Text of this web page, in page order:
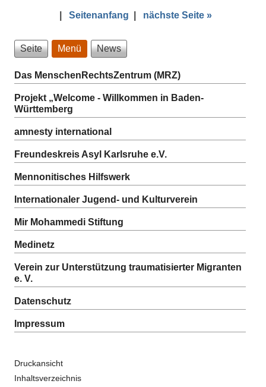
Seitenanfang nächste Seite »
Seite Menü News
Das MenschenRechtsZentrum (MRZ)
Projekt „Welcome - Willkommen in Baden-
Württemberg
amnesty international
Freundeskreis Asyl Karlsruhe e.V.
Mennonitisches Hilfswerk
Internationaler Jugend- und Kulturverein
Mir Mohammedi Stiftung
Medinetz
Verein zur Unterstützung traumatisierter Migranten
e. V.
Datenschutz
Impressum
Druckansicht
Inhaltsverzeichnis